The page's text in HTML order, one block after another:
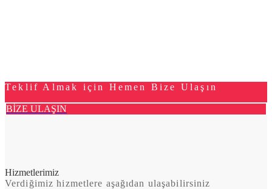
Teklif Almak için Hemen Bize Ulaşın
BİZE ULAŞIN
Hizmetlerimiz
Verdiğimiz hizmetlere aşağıdan ulaşabilirsiniz